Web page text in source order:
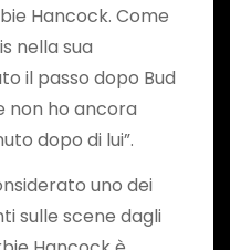
Hancock. Come
nella sua
il passo dopo Bud
non ho ancora
dopo di lui”.
uno dei
sulle scene dagli